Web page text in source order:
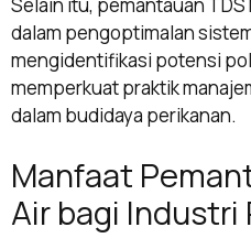
dalam pengoptimalan
mengidentifikasi potensi
memperkuat praktik
dalam budidaya perikanan.
Manfaat
Air bagi Industri